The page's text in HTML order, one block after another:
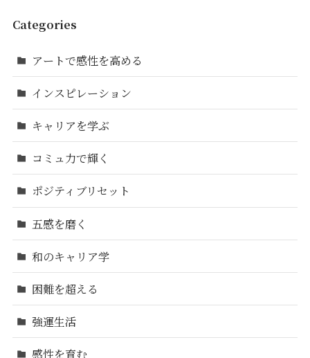
Categories
アートで感性を高める
インスピレーション
キャリアを学ぶ
コミュ力で輝く
ポジティブリセット
五感を磨く
和のキャリア学
困難を超える
強運生活
感性を育む